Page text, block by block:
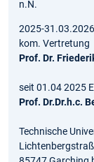
n.N.
2025-31.03.2026
kom. Vertretung
Prof. Dr.
seit 01.04 2025
Prof. Dr.Dr.h.c.
Technische